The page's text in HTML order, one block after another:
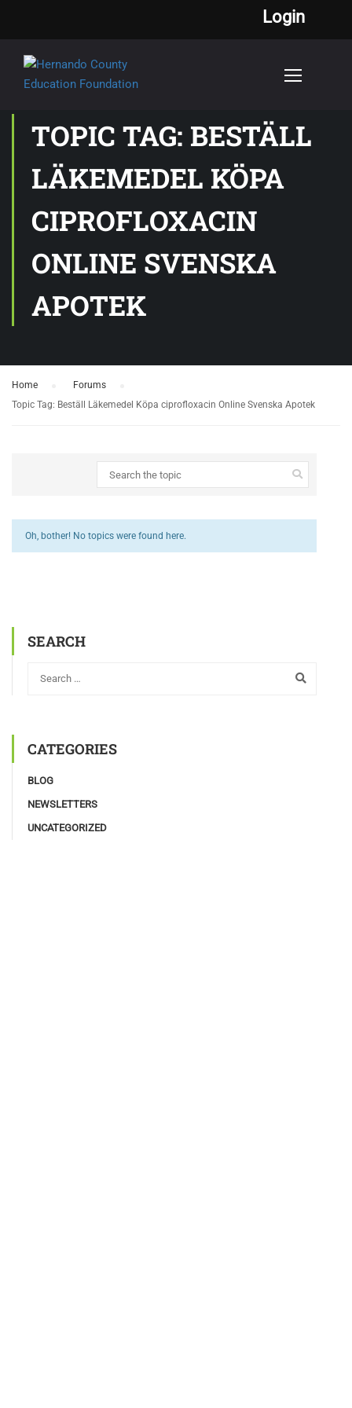
Login
TOPIC TAG: BESTÄLL
LÄKEMEDEL KÖPA
CIPROFLOXACIN
ONLINE SVENSKA
APOTEK
Home Forums
Topic Tag: Beställ Läkemedel Köpa ciprofloxacin Online Svenska Apotek
Oh, bother! No topics were found here.
SEARCH
CATEGORIES
BLOG
NEWSLETTERS
UNCATEGORIZED